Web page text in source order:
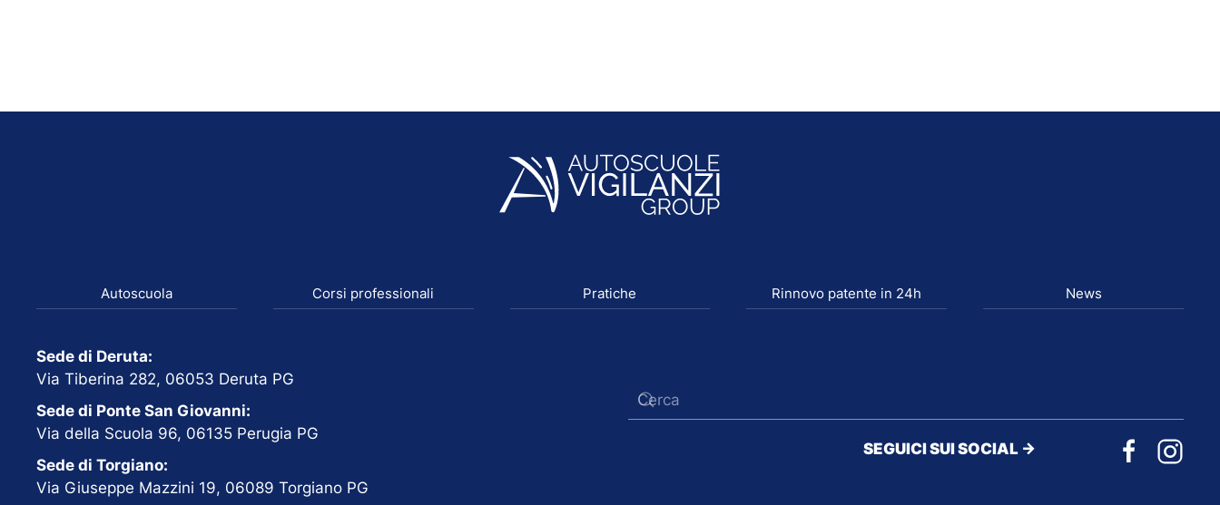
Autoscuola Corsi professionali Pratiche Rinnovo patente in 24h News
Sede di Deruta:
Via Tiberina 282, 06053 Deruta PG
Sede di Ponte San Giovanni:
Via della Scuola 96, 06135 Perugia PG
Sede di Torgiano:
Via Giuseppe Mazzini 19, 06089 Torgiano PG
SEGUICI SUI SOCIAL ->